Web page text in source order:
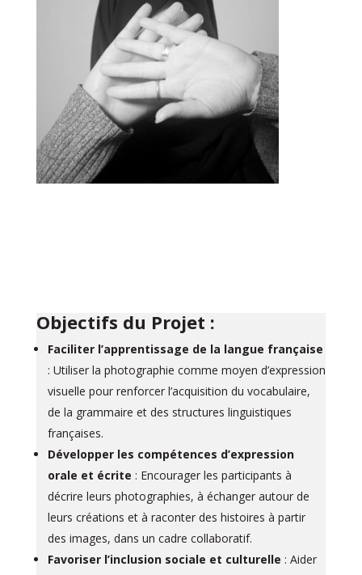
Objectifs du Projet :
Faciliter l’apprentissage de la langue française
: Utiliser la photographie comme moyen d’expression
visuelle pour renforcer l’acquisition du vocabulaire,
de la grammaire et des structures linguistiques
françaises.
Développer les compétences d’expression
orale et écrite : Encourager les participants à
décrire leurs photographies, à échanger autour de
leurs créations et à raconter des histoires à partir
des images, dans un cadre collaboratif.
Favoriser l’inclusion sociale et culturelle : Aider